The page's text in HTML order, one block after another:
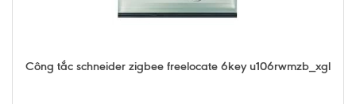
Công tắc schneider zigbee freelocate 6key u106rwmzb_xgl